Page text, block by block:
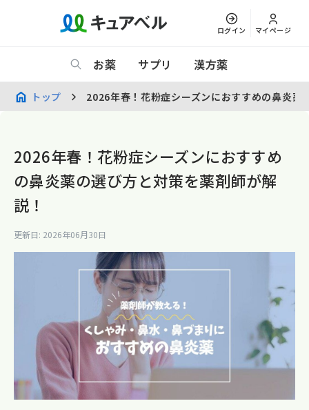
ログイン マイページ
お薬 サプリ 漢方薬
トップ 2026年春！花粉症シーズンにおすすめの鼻炎薬
2026年春！花粉症シーズンにおすすめ
の鼻炎薬の選び方と対策を薬剤師が解
説！
更新日: 2026年06月30日